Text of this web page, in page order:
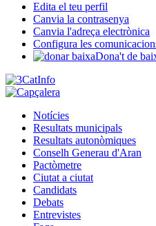
Edita el teu perfil
Canvia la contrasenya
Canvia l'adreça electrònica
Configura les
Dona't de
Notícies
Resultats municipals
Resultats autonòmiques
Conselh Generau d'Aran
Pactòmetre
Ciutat a ciutat
Candidats
Debats
Entrevistes